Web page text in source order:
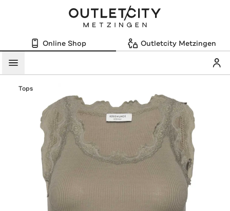
Online Shop Outletcity Metzingen
Menü
Tops